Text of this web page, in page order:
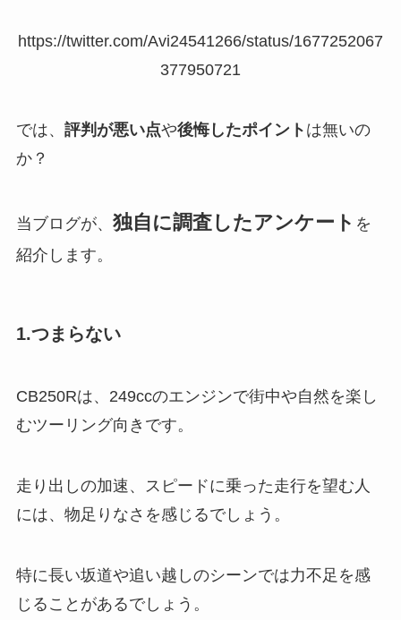
https://twitter.com/Avi24541266/status/1677252067
377950721
では、 評判が悪い点や後悔したポイント は無いの
か？
当ブログが、 独自に調査したアンケート を
紹介します。
1.つまらない
CB250Rは、249ccのエンジンで街中や自然を楽し
むツーリング向きです。
走り出しの加速、スピードに乗った走行を望む人
には、物足りなさを感じるでしょう。
特に長い坂道や追い越しのシーンでは力不足を感
じることがあるでしょう。